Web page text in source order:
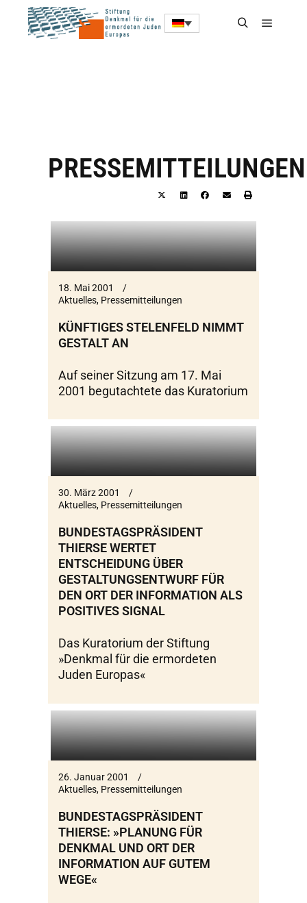
PRESSEMITTEILUNGEN
18. Mai 2001
Aktuelles, Pressemitteilungen
KÜNFTIGES STELENFELD NIMMT
GESTALT AN
Auf seiner Sitzung am 17. Mai
2001 begutachtete das Kuratorium
30. März 2001
Aktuelles, Pressemitteilungen
BUNDESTAGSPRÄSIDENT
THIERSE WERTET
ENTSCHEIDUNG ÜBER
GESTALTUNGSENTWURF FÜR
DEN ORT DER INFORMATION ALS
POSITIVES SIGNAL
Das Kuratorium der Stiftung
»Denkmal für die ermordeten
Juden Europas«
26. Januar 2001
Aktuelles, Pressemitteilungen
BUNDESTAGSPRÄSIDENT
THIERSE: »PLANUNG FÜR
DENKMAL UND ORT DER
INFORMATION AUF GUTEM
WEGE«